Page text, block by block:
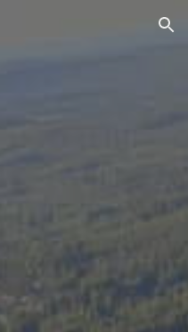
Skip to navigation